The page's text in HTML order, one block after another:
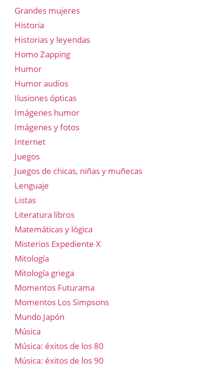
Grandes mujeres
Historia
Historias y leyendas
Homo Zapping
Humor
Humor audios
Ilusiones ópticas
Imágenes humor
Imágenes y fotos
Internet
Juegos
Juegos de chicas, niñas y muñecas
Lenguaje
Listas
Literatura libros
Matemáticas y lógica
Misterios Expediente X
Mitología
Mitología griega
Momentos Futurama
Momentos Los Simpsons
Mundo Japón
Música
Música: éxitos de los 80
Música: éxitos de los 90